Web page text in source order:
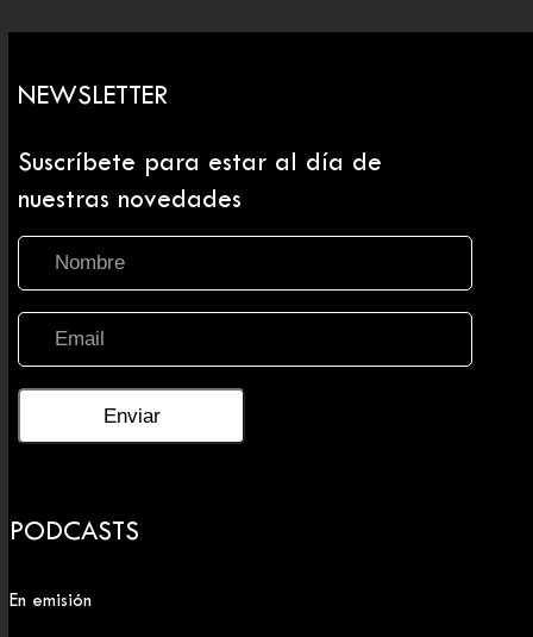
NEWSLETTER
Suscríbete para estar al día de
nuestras novedades
PODCASTS
En emisión